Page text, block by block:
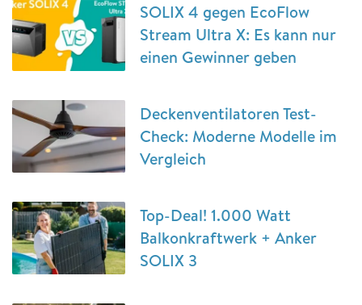
SOLIX 4 gegen EcoFlow
Stream Ultra X: Es kann nur
einen Gewinner geben
Deckenventilatoren Test-
Check: Moderne Modelle im
Vergleich
Top-Deal! 1.000 Watt
Balkonkraftwerk + Anker
SOLIX 3